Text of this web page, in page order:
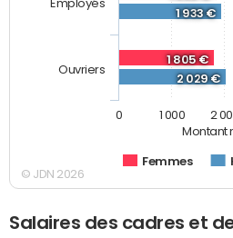
Montant
1 805 €
1 933 €
2 029 €
Femmes
Employés
Ouvriers
0 1 000 2
© JDN 2026
Salaires des cadres et